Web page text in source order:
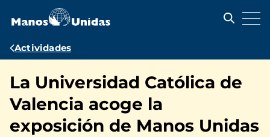
contenido
Ruta
navegación
Actividades
La Universidad Católica de
Valencia acoge la
exposición de Manos Unidas